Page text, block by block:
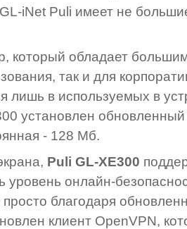
iNet Puli имеет не
который обладает
так и для
лишь в используемых в
установлен
- 128 Мб.
Puli GL-XE300
онлайн-
благодаря
клиент OpenVPN,